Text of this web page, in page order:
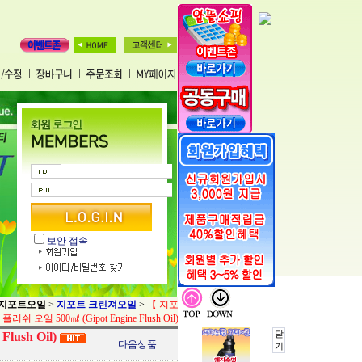
보안 접속
포트오일 > 지포트 크린져오일 >
【 지포트
러쉬 오일 500㎖ (Gipot Engine Flush Oil)
Oil)
다음상품
닫
기